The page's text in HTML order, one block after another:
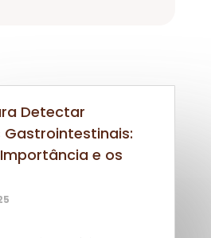
Detectar
Gastrointestinais:
e os